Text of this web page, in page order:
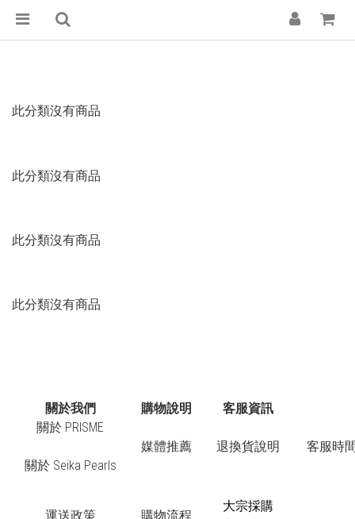
此分類沒有商品
此分類沒有商品
此分類沒有商品
此分類沒有商品
關於我們 購物說明
客服資訊
關於 PRISME
關於 Seika Pearls
媒體推薦 退換貨說明 客服時
運送政策 購物流程
大宗採購